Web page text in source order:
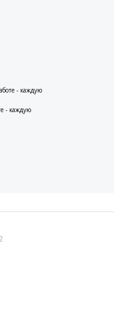
- каждую
- каждую